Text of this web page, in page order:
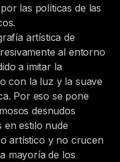
las políticas de las
artística de
al entorno
a imitar la
con la luz y la suave
Por eso se pone
desnudos
en estilo nude
artístico y no crucen
mayoría de los